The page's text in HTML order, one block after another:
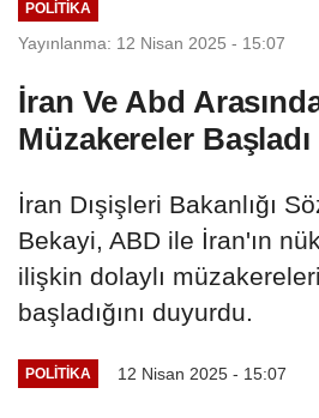
POLITIKA
Yayınlanma: 12 Nisan 2025 - 15:07
İran Ve Abd
Müzakereler Başladı
İran Dışişleri Bakanlığı
Bekayi, ABD ile İran'ın
ilişkin dolaylı
başladığını duyurdu.
POLITIKA 12 Nisan 2025 - 15:07